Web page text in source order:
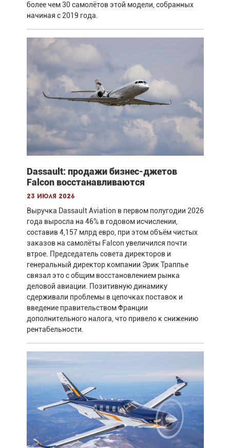
более чем 30 самолётов этой модели, собранных
начиная с 2019 года.
Dassault: продажи бизнес-джетов
Falcon восстанавливаются
23 июля 2026
Выручка Dassault Aviation в первом полугодии 2026
года выросла на 46% в годовом исчислении,
составив 4,157 млрд евро, при этом объём чистых
заказов на самолёты Falcon увеличился почти
втрое. Председатель совета директоров и
генеральный директор компании Эрик Траппье
связал это с общим восстановлением рынка
деловой авиации. Позитивную динамику
сдерживали проблемы в цепочках поставок и
введение правительством Франции
дополнительного налога, что привело к снижению
рентабельности.